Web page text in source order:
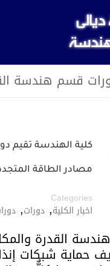
قسم هندسة
كلية الهندسة تقيم
مصادر الطاقة
Categories
اخبار الكلية, دورات,
القدرة
حماية شبكات